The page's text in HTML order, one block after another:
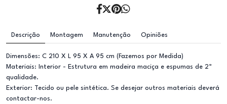
Descrição Montagem Manutenção Opiniões
Dimensões: C 210 X L 95 X A 95 cm (Fazemos por Medida)
Materiais: Interior - Estrutura em madeira maciça e espumas de 2ª
qualidade.
Exterior: Tecido ou pele sintética. Se desejar outros materiais deverá
contactar-nos.